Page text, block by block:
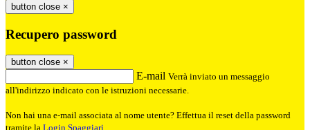
button close ×
Recupero password
button close ×
E-mail Verrà inviato un messaggio
all'indirizzo indicato con le istruzioni necessarie.
Non hai una e-mail associata al nome utente? Effettua il reset della password
tramite la Login Spaggiari